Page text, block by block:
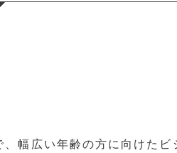
幅広い年齢の方に向けたビ